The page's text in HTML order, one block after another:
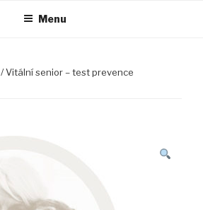
Menu
/ Vitální senior – test prevence